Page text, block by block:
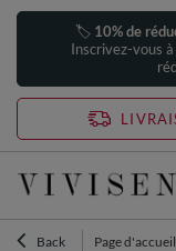
🏷️ 10% de
Inscrivez-vous
Back Page d'accueil